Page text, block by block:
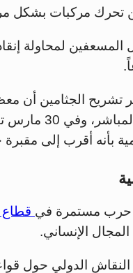
تحرك مركبات بشكل
لمحاولة
تشريح الجثامين
ما يعزز
بأنه أقرب إلى مقبرة
حرب مستمرة في
الإنساني.
الدولي حول